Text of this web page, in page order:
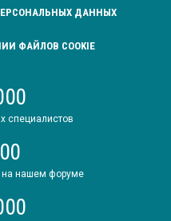
ДАННЫХ
ФАЙЛОВ COOKIE
специалистов
на нашем форуме